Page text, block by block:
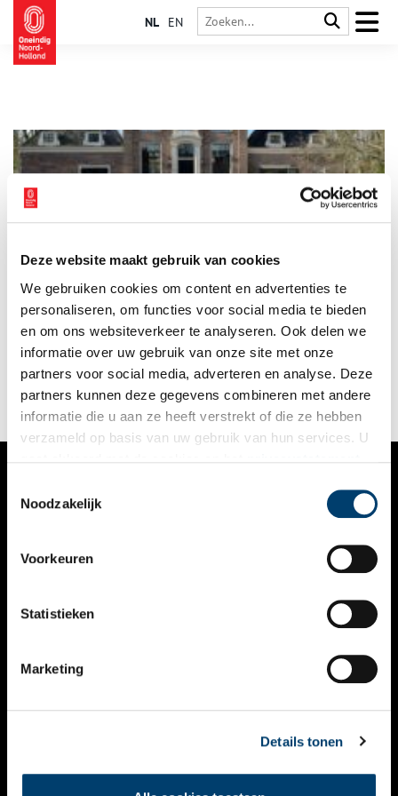
Deze website maakt gebruik van cookies
We gebruiken cookies om content en advertenties te
personaliseren, om functies voor social media te bieden
en om ons websiteverkeer te analyseren. Ook delen we
informatie over uw gebruik van onze site met onze
partners voor social media, adverteren en analyse. Deze
partners kunnen deze gegevens combineren met andere
informatie die u aan ze heeft verstrekt of die ze hebben
verzameld op basis van uw gebruik van hun services. U
Noodzakelijk
Voorkeuren
Statistieken
Marketing
Details tonen
NL EN
Is Amsterdam met zijn 750 jaar tolprivilege eigenlijk oud? In
de schaduw van de hoofdstad ligt het oudere dorp Diemen.
Hier landden begin elfde eeuw vermoedelijk de pioniers van
Amstelland. Van Diemen dwalen we door de tijd naar de
monding van de Amstel. Ga mee, net als Napoleon door de
Muiderpoort.
VERHALEN
KALENDER
THEMA’S
VIDEO’S
CONTACT